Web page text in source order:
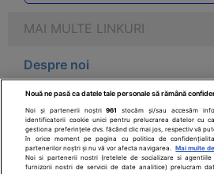
MAI MULTE LINKURI
Despre noi
Legal
Drepturile consumatorului
Nouă ne pasă ca datele tale personale să rămână
Noi și partenerii noștri961
stocăm și/sau accesăm
identificatorii cookie unici pentru prelucrarea datelor cu
gestiona preferințele dvs. făcând clic mai jos, respectiv vă
în orice moment pe pagina cu politica de
partenerilor noștri și nu vă vor afecta navigarea.
Mai multe
Noi si partenerii nostri (retelele de socializare si
furnizorii nostri de servicii de date analitice) prelucram